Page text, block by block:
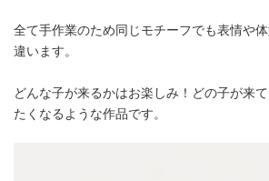
全て手作業のため同じモチーフでも表情や
違います。
どんな子が来るかはお楽しみ！どの子が来
たくなるような作品です。